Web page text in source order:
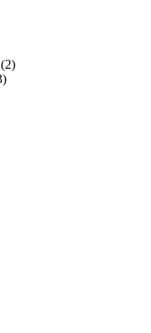
(2)